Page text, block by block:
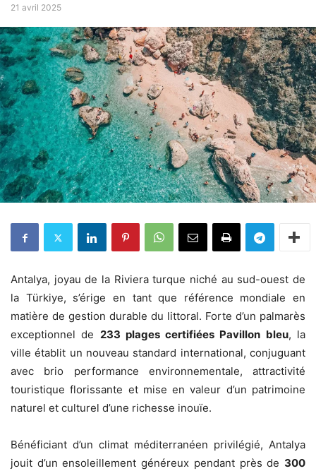
21 avril 2025
Antalya, joyau de la Riviera turque niché au sud-ouest de
la Türkiye, s’érige en tant que référence mondiale en
matière de gestion durable du littoral. Forte d’un palmarès
exceptionnel de 233 plages certifiées Pavillon bleu, la
ville établit un nouveau standard international, conjuguant
avec brio performance environnementale, attractivité
touristique florissante et mise en valeur d’un patrimoine
naturel et culturel d’une richesse inouïe.
Bénéficiant d’un climat méditerranéen privilégié, Antalya
jouit d’un ensoleillement généreux pendant près de 300